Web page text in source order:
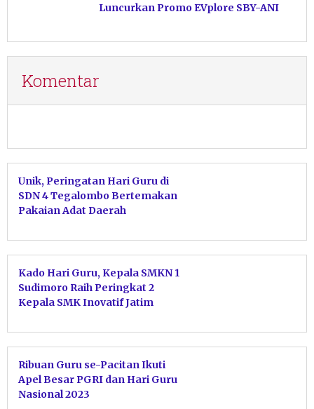
Luncurkan Promo EVplore SBY-ANI
Komentar
Unik, Peringatan Hari Guru di
SDN 4 Tegalombo Bertemakan
Pakaian Adat Daerah
Kado Hari Guru, Kepala SMKN 1
Sudimoro Raih Peringkat 2
Kepala SMK Inovatif Jatim
Ribuan Guru se-Pacitan Ikuti
Apel Besar PGRI dan Hari Guru
Nasional 2023